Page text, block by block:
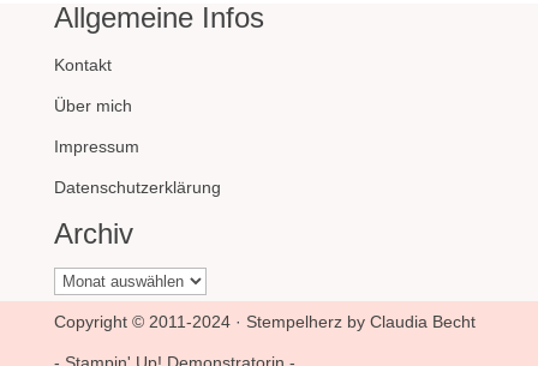
Allgemeine Infos
Kontakt
Über mich
Impressum
Datenschutzerklärung
Archiv
Archiv
Copyright © 2011-2024 · Stempelherz by Claudia Becht